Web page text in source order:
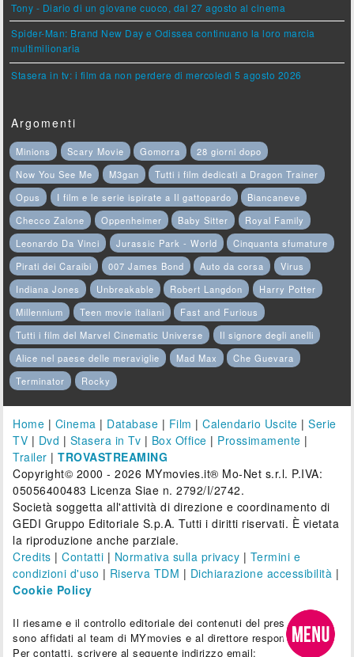
Tony - Diario di un giovane cuoco, dal 27 agosto al cinema
Spider-Man: Brand New Day e Odissea continuano la loro marcia
multimilionaria
Stasera in tv: i film da non perdere di mercoledì 5 agosto 2026
Argomenti
Minions Scary Movie Gomorra
28 giorni dopo
Now You See Me
M3gan
Tutti i film dedicati a Dragon Trainer
Opus
I film e le serie ispirate a Il gattopardo
Biancaneve
Checco Zalone
Oppenheimer Baby Sitter
Royal Family
Leonardo Da Vinci
Jurassic Park - World
Cinquanta sfumature
Pirati dei Caraibi
007 James Bond Auto da corsa
Virus
Indiana Jones
Unbreakable Robert Langdon
Harry Potter
Millennium
Teen movie italiani
Fast and Furious
Tutti i film del Marvel Cinematic Universe
Il signore degli anelli
Alice nel paese delle meraviglie
Mad Max
Che Guevara
Terminator
Rocky
Home | Cinema | Database | Film |Calendario Uscite |Serie
TV | Dvd | Stasera in Tv | Box Office | Prossimamente |
Trailer |TROVASTREAMING
Copyright© 2000 - 2026 MYmovies.it® Mo-Net s.r.l. P.IVA:
05056400483 Licenza Siae n. 2792/I/2742.
Società soggetta all'attività di direzione e coordinamento di
GEDI Gruppo Editoriale S.p.A. Tutti i diritti riservati. È vietata
la riproduzione anche parziale.
Credits |Contatti | Normativa sulla privacy | Termini e
condizioni d'uso | Riserva TDM | Dichiarazione accessibilità |
Cookie Policy
Il riesame e il controllo editoriale dei contenuti del presente sito
sono affidati al team di MYmovies e al direttore responsabile.
Per contatti, scrivere al seguente indirizzo email: